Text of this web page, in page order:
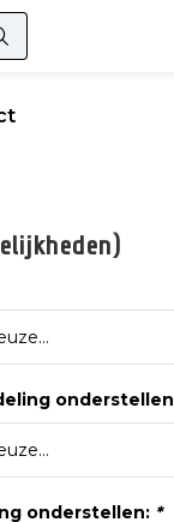
onderstellen: *